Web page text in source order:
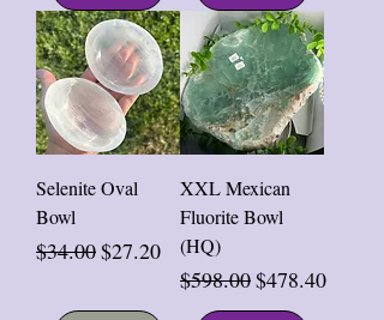
Selenite Oval
Bowl
नियमित मूल्य
$34.00बिक्री मूल्य
$27.20
XXL Mexican
Fluorite Bowl
(HQ)
नियमित मूल्य
$598.00बिक्री मूल्य
$478.40